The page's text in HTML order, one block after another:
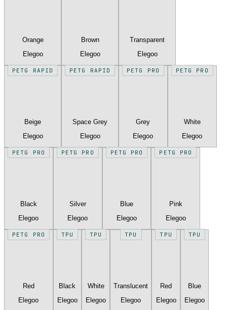
Orange
Elegoo
Brown
Elegoo
Transparent
Elegoo
PETG RAPID
Beige
Elegoo
PETG RAPID
Space Grey
Elegoo
PETG PRO
Grey
Elegoo
PETG PRO
White
Elegoo
PETG PRO
Black
Elegoo
PETG PRO
Silver
Elegoo
PETG PRO
Blue
Elegoo
PETG PRO
Pink
Elegoo
PETG PRO
Red
Elegoo
TPU
Black
Elegoo
TPU
White
Elegoo
TPU
Translucent
Elegoo
TPU
Red
Elegoo
TPU
Blue
Elegoo